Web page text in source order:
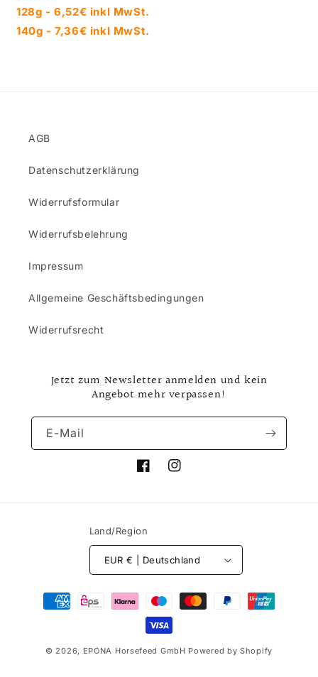
128g - 6,52€ inkl MwSt.
140g - 7,36€ inkl MwSt.
AGB
Datenschutzerklärung
Widerrufsformular
Widerrufsbelehrung
Impressum
Allgemeine Geschäftsbedingungen
Widerrufsrecht
Jetzt zum Newsletter anmelden und kein
Angebot mehr verpassen!
E-Mail
FacebookInstagram
Land/Region
EUR € | Deutschland
Zahlungsmethoden
© 2026, EPONA Horsefeed GmbH Powered by Shopify